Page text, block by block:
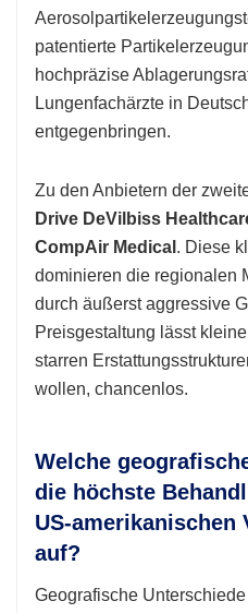
patentierte
hochpräzise
Lungenfachärzte in
entgegenbringen.
Zu den Anbietern der
Drive DeVilbiss
CompAir Medical . Diese
dominieren die regionalen
durch äußerst aggressive
Preisgestaltung lässt
starren
wollen, chancenlos.
Welche
die höchste
US-amerikanischen
auf?
Geografische